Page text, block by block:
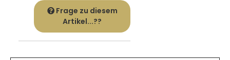
Frage zu diesem
Artikel...??